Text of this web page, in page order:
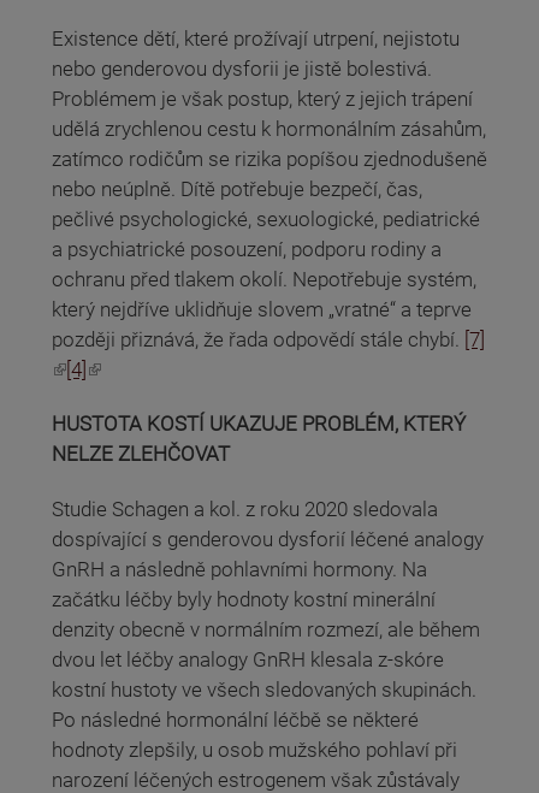
Existence dětí, které prožívají utrpení, nejistotu
nebo genderovou dysforii je jistě bolestivá.
Problémem je však postup, který z jejich trápení
udělá zrychlenou cestu k hormonálním zásahům,
zatímco rodičům se rizika popíšou zjednodušeně
nebo neúplně. Dítě potřebuje bezpečí, čas,
pečlivé psychologické, sexuologické, pediatrické
a psychiatrické posouzení, podporu rodiny a
ochranu před tlakem okolí. Nepotřebuje systém,
který nejdříve uklidňuje slovem „vratné“ a teprve
později přiznává, že řada odpovědí stále chybí. [7]
(odkaz je externí)
[4]
(odkaz je externí)
HUSTOTA KOSTÍ UKAZUJE PROBLÉM, KTERÝ
NELZE ZLEHČOVAT
Studie Schagen a kol. z roku 2020 sledovala
dospívající s genderovou dysforií léčené analogy
GnRH a následně pohlavními hormony. Na
začátku léčby byly hodnoty kostní minerální
denzity obecně v normálním rozmezí, ale během
dvou let léčby analogy GnRH klesala z-skóre
kostní hustoty ve všech sledovaných skupinách.
Po následné hormonální léčbě se některé
hodnoty zlepšily, u osob mužského pohlaví při
narození léčených estrogenem však zůstávaly